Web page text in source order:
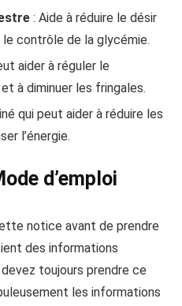
: Aide à réduire le désir
contrôle de la glycémie.
aider à réguler le
à diminuer les fringales.
qui peut aider à réduire les
l’énergie.
d’emploi
notice avant de prendre
des informations
toujours prendre ce
les informations